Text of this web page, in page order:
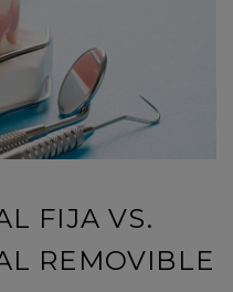
FIJA VS.
REMOVIBLE